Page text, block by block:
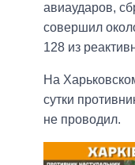
авиаударов,
совершил
128 из
На
сутки
не проводил.